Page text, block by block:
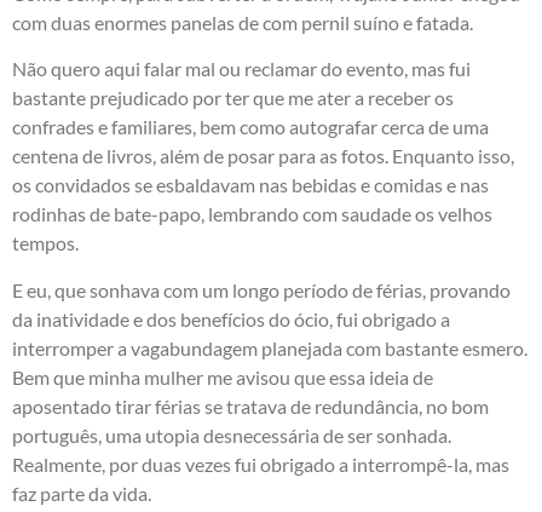
com duas enormes panelas de com pernil suíno e fatada.
Não quero aqui falar mal ou reclamar do evento, mas fui
bastante prejudicado por ter que me ater a receber os
confrades e familiares, bem como autografar cerca de uma
centena de livros, além de posar para as fotos. Enquanto isso,
os convidados se esbaldavam nas bebidas e comidas e nas
rodinhas de bate-papo, lembrando com saudade os velhos
tempos.
E eu, que sonhava com um longo período de férias, provando
da inatividade e dos benefícios do ócio, fui obrigado a
interromper a vagabundagem planejada com bastante esmero.
Bem que minha mulher me avisou que essa ideia de
aposentado tirar férias se tratava de redundância, no bom
português, uma utopia desnecessária de ser sonhada.
Realmente, por duas vezes fui obrigado a interrompê-la, mas
faz parte da vida.